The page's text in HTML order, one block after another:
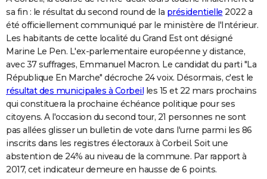
sa fin : le résultat du second round de la présidentielle 2022 a
été officiellement communiqué par le ministère de l'Intérieur.
Les habitants de cette localité du Grand Est ont désigné
Marine Le Pen. L'ex-parlementaire européenne y distance,
avec 37 suffrages, Emmanuel Macron. Le candidat du parti "La
République En Marche" décroche 24 voix. Désormais, c'est le
résultat des municipales à Corbeil les 15 et 22 mars prochains
qui constituera la prochaine échéance politique pour ses
citoyens. A l'occasion du second tour, 21 personnes ne sont
pas allées glisser un bulletin de vote dans l'urne parmi les 86
inscrits dans les registres électoraux à Corbeil. Soit une
abstention de 24% au niveau de la commune. Par rapport à
2017, cet indicateur demeure en hausse de 6 points.